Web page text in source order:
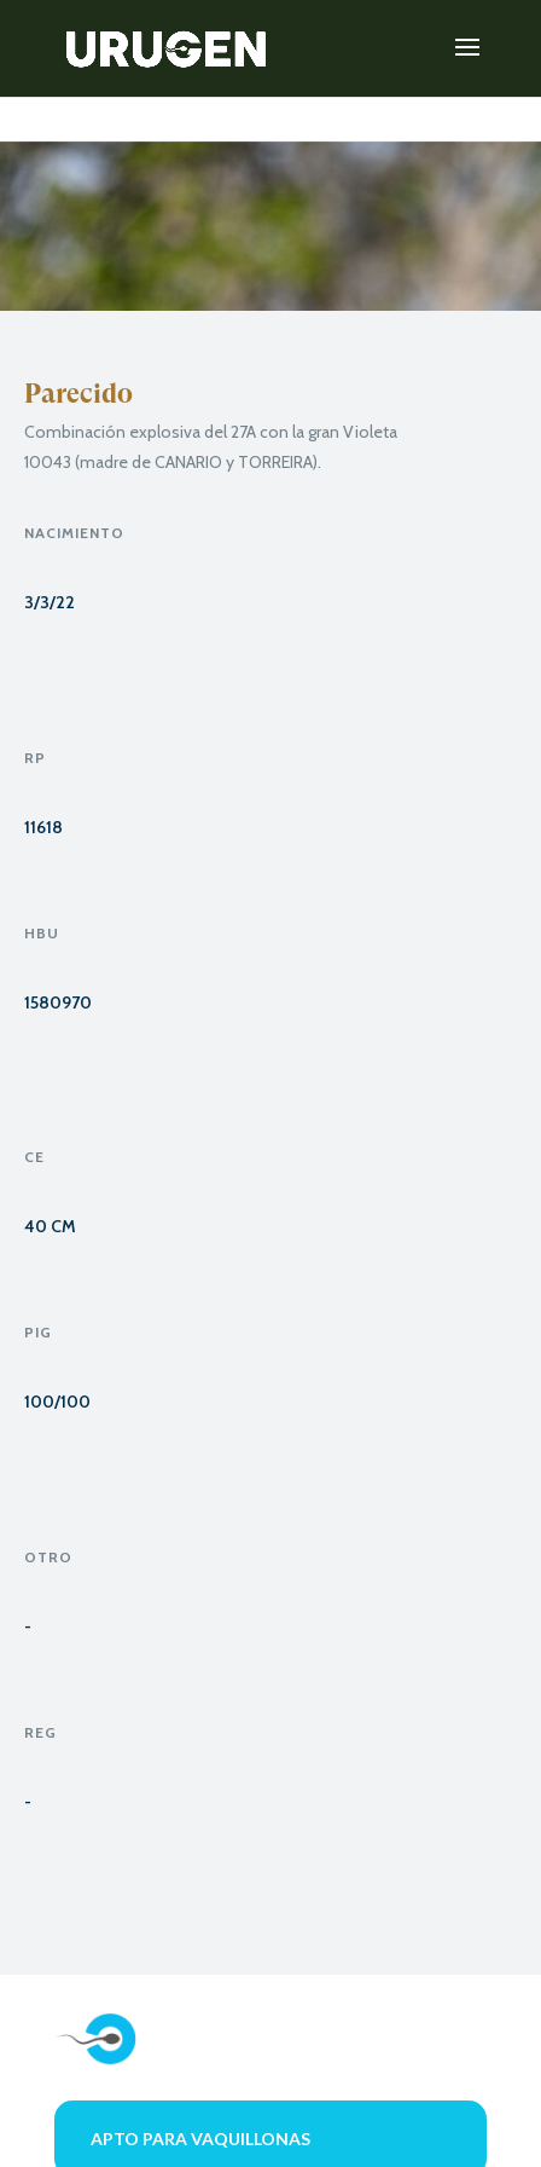
Parecido
Combinación explosiva del 27A con la gran Violeta
10043 (madre de CANARIO y TORREIRA).
NACIMIENTO
3/3/22
RP
11618
HBU
1580970
CE
40 CM
PIG
100/100
OTRO
-
REG
-
APTO PARA VAQUILLONAS